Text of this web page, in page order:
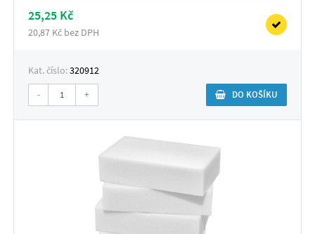
25,25 Kč
20,87 Kč bez DPH
Kat. číslo:320912
- + DO KOŠÍKU